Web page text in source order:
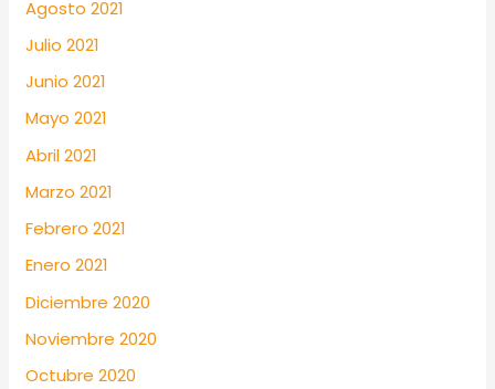
Agosto 2021
Julio 2021
Junio 2021
Mayo 2021
Abril 2021
Marzo 2021
Febrero 2021
Enero 2021
Diciembre 2020
Noviembre 2020
Octubre 2020